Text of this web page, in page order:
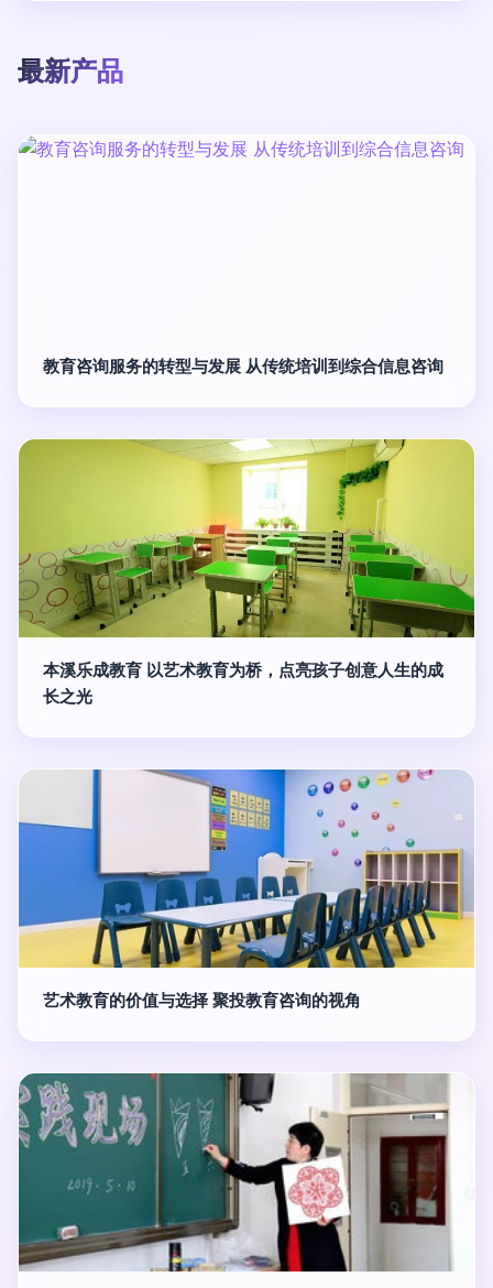
最新产品
教育咨询服务的转型与发展 从传统培训到综合信息咨询
本溪乐成教育 以艺术教育为桥，点亮孩子创意人生的成
长之光
艺术教育的价值与选择 聚投教育咨询的视角